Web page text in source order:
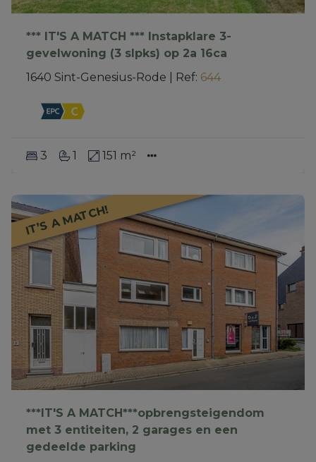
*** IT'S A MATCH *** Instapklare 3-
gevelwoning (3 slpks) op 2a 16ca
1640 Sint-Genesius-Rode
Ref: 644
3 1 151 m²
IT’S A MATCH!
***IT'S A MATCH***opbrengsteigendom
met 3 entiteiten, 2 garages en een
gedeelde parking